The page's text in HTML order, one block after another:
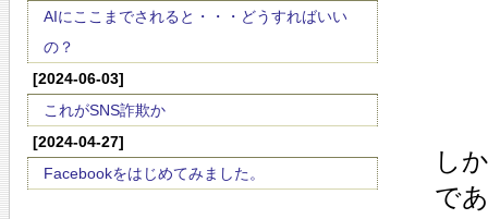
AIにここまでされると・・・どうすればいい
の？
[2024-06-03]
これがSNS詐欺か
[2024-04-27]
Facebookをはじめてみました。
し
で